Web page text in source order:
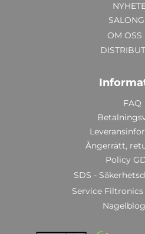
OM OSS
FAQ
Ångerrätt,
Policy
SDS -
Service